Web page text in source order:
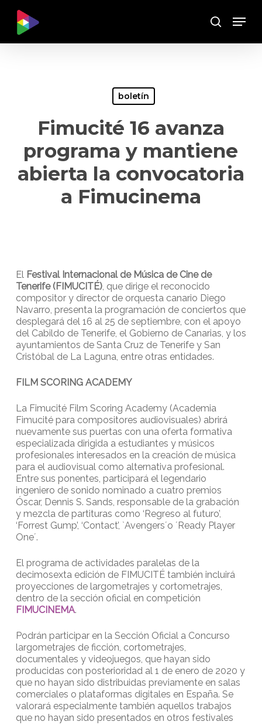
main
Buscar
Menu
boletín
Fimucité 16 avanza
programa y mantiene
abierta la convocatoria
a Fimucinema
El Festival Internacional de Música de Cine de
Tenerife (FIMUCITÉ), que dirige el reconocido
compositor y director de orquesta canario Diego
Navarro, presenta la programación de conciertos que
desplegará del 16 al 25 de septiembre, con el apoyo
del Cabildo de Tenerife, el Gobierno de Canarias, y los
ayuntamientos de Santa Cruz de Tenerife y San
Cristóbal de La Laguna, entre otras entidades.
FILM SCORING ACADEMY
La Fimucité Film Scoring Academy (Academia
Fimucité para compositores audiovisuales) abrirá
nuevamente sus puertas con una oferta formativa
especializada dirigida a estudiantes y músicos
profesionales interesados en la creación de música
para el audiovisual como alternativa profesional.
Entre sus ponentes, participará el legendario
ingeniero de sonido nominado a cuatro premios
Óscar, Dennis S. Sands, responsable de la grabación
y mezcla de partituras como ‘Regreso al futuro’,
‘Forrest Gump’, ‘Contact’, `Avengers´o ´Ready Player
One´.
El programa de actividades paralelas de la
decimosexta edición de FIMUCITÉ también incluirá
proyecciones de largometrajes y cortometrajes,
dentro de la sección oficial en competición
FIMUCINEMA.
Podrán participar en la Sección Oficial a Concurso
largometrajes de ficción, cortometrajes,
documentales y videojuegos, que hayan sido
producidas con posterioridad al 1 de enero de 2020 y
que no hayan sido distribuidas previamente en salas
comerciales o plataformas digitales en España. Se
valorará especialmente también aquellos trabajos
que no hayan sido presentados en otros festivales